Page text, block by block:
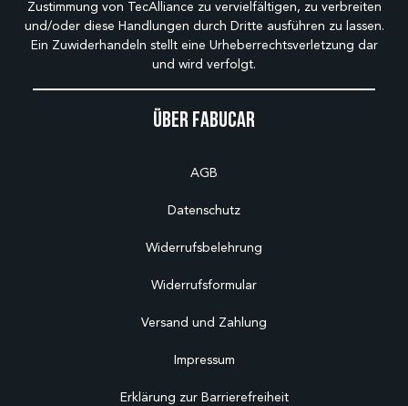
Über Fabucar
AGB
Datenschutz
Widerrufsbelehrung
Widerrufsformular
Versand und Zahlung
Impressum
Erklärung zur Barrierefreiheit
Zustimmung von TecAlliance zu vervielfältigen, zu verbreiten
und/oder diese Handlungen durch Dritte ausführen zu lassen.
Ein Zuwiderhandeln stellt eine Urheberrechtsverletzung dar
und wird verfolgt.